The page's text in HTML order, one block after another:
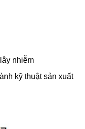
nhiễm
kỹ thuật sản xuất